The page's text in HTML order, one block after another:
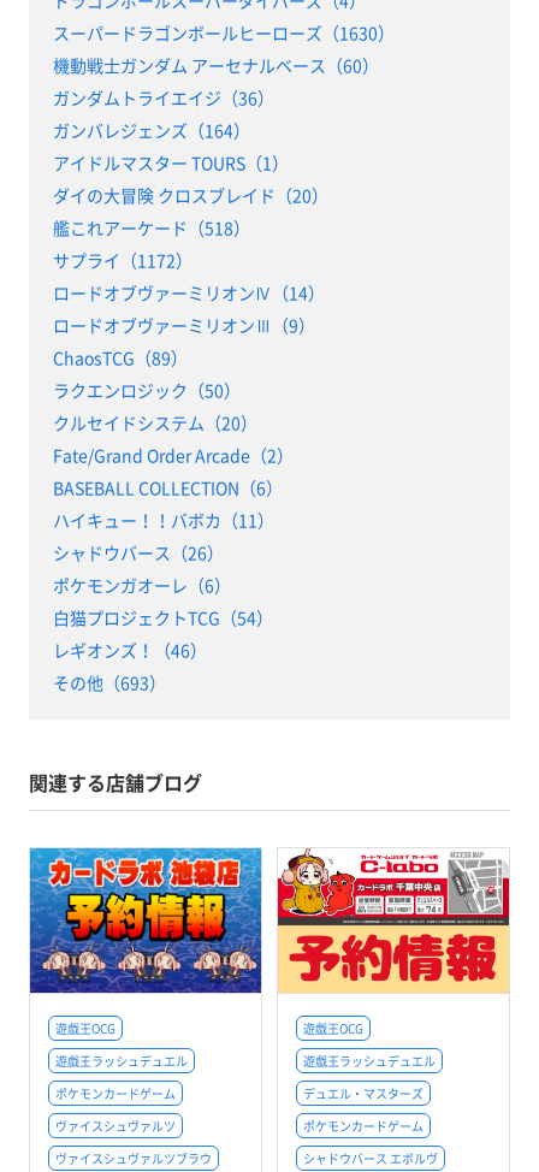
スーパードラゴンボールヒーローズ（1630）
機動戦士ガンダム アーセナルベース（60）
ガンダムトライエイジ（36）
ガンバレジェンズ（164）
アイドルマスター TOURS（1）
ダイの大冒険 クロスブレイド（20）
艦これアーケード（518）
サプライ（1172）
ロードオブヴァーミリオンⅣ（14）
ロードオブヴァーミリオンⅢ（9）
ChaosTCG（89）
ラクエンロジック（50）
クルセイドシステム（20）
Fate/Grand Order Arcade（2）
BASEBALL COLLECTION（6）
ハイキュー！！バボカ（11）
シャドウバース（26）
ポケモンガオーレ（6）
白猫プロジェクトTCG（54）
レギオンズ！（46）
その他（693）
関連する店舗ブログ
遊戯王OCG
遊戯王ラッシュデュエル
ポケモンカードゲーム
ヴァイスシュヴァルツ
ヴァイスシュヴァルツブラウ
遊戯王OCG
遊戯王ラッシュデュエル
デュエル・マスターズ
ポケモンカードゲーム
シャドウバース エボルヴ